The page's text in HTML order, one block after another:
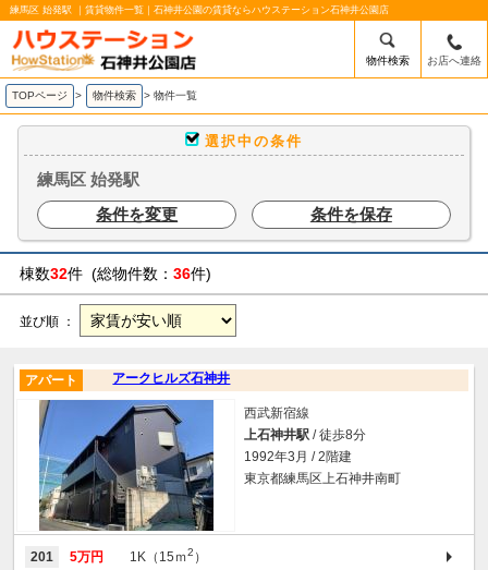
練馬区 始発駅 ｜賃貸物件一覧｜石神井公園の賃貸ならハウステーション石神井公園店
物件検索 お店へ連絡
TOPページ > 物件検索 > 物件一覧
選択中の条件
練馬区 始発駅
条件を変更
条件を保存
棟数32件 (総物件数： 36件)
並び順 ：
アークヒルズ石神井
アパート
西武新宿線
上石神井駅 / 徒歩8分
1992年3月 / 2階建
東京都練馬区上石神井南町
201 5万円 1K（15ｍ2 ）